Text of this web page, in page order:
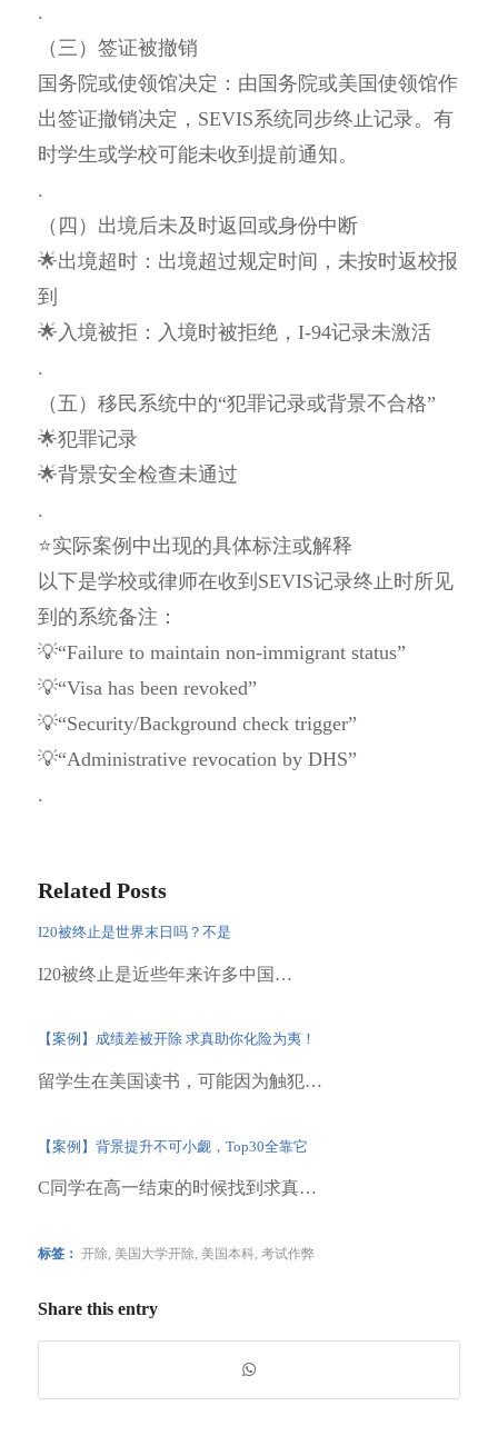
.
（三）签证被撤销
国务院或使领馆决定：由国务院或美国使领馆作
出签证撤销决定，SEVIS系统同步终止记录。有
时学生或学校可能未收到提前通知。
.
（四）出境后未及时返回或身份中断
🌟出境超时：出境超过规定时间，未按时返校报
到
🌟入境被拒：入境时被拒绝，I-94记录未激活
.
（五）移民系统中的“犯罪记录或背景不合格”
🌟犯罪记录
🌟背景安全检查未通过
.
⭐实际案例中出现的具体标注或解释
以下是学校或律师在收到SEVIS记录终止时所见
到的系统备注：
💡“Failure to maintain non-immigrant status”
💡“Visa has been revoked”
💡“Security/Background check trigger”
💡“Administrative revocation by DHS”
.
Related Posts
I20被终止是世界末日吗？不是
I20被终止是近些年来许多中国…
【案例】成绩差被开除 求真助你化险为夷！
留学生在美国读书，可能因为触犯…
【案例】背景提升不可小觑，Top30全靠它
C同学在高一结束的时候找到求真…
标签： 开除, 美国大学开除, 美国本科, 考试作弊
Share this entry